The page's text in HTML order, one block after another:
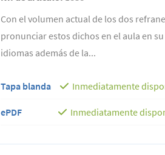
Con el volumen actual de los dos
pronunciar estos dichos en el aula en
idiomas además de la...
Tapa blanda Inmediatamente
ePDF Inmediatamente